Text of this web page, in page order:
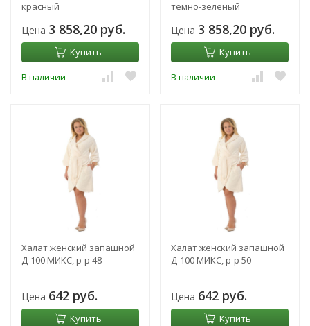
красный
Цена 3 858,20 руб.
Купить
В наличии
темно-зеленый
Цена 3 858,20 руб.
Купить
В наличии
Халат женский запашной
Д-100 МИКС, р-р 48
Цена 642 руб.
Купить
Халат женский запашной
Д-100 МИКС, р-р 50
Цена 642 руб.
Купить